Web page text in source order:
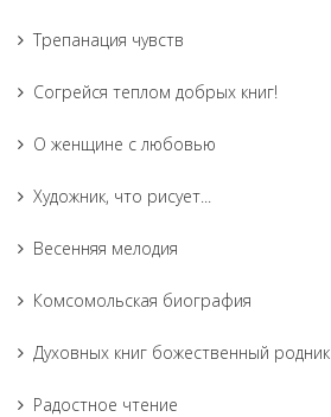
Трепанация чувств
Согрейся теплом добрых книг!
О женщине с любовью
Художник, что рисует...
Весенняя мелодия
Комсомольская биография
Духовных книг божественный родник
Радостное чтение